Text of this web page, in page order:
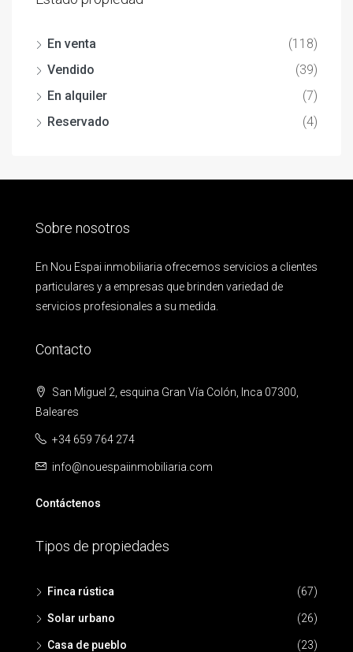
En venta
(118)
Vendido
(39)
En alquiler
(7)
Reservado
(4)
Sobre nosotros
En Nou Espai inmobiliaria ofrecemos servicios a clientes
particulares y a empresas que brinden variedad de
servicios profesionales a su medida.
Contacto
San Miguel 2, esquina Gran Vía Colón, Inca 07300,
Baleares
+34 659 764 274
info@nouespaiinmobiliaria.com
Contáctenos
Tipos de propiedades
Finca rústica (67)
Solar urbano (26)
Casa de pueblo (23)